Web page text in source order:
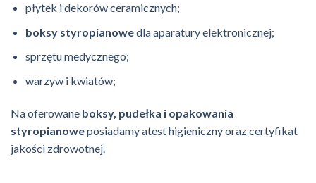
płytek i dekorów ceramicznych;
boksy styropianowedla aparatury elektronicznej;
sprzętu medycznego;
warzyw i kwiatów;
Na oferowane boksy, pudełka i opakowania
styropianoweposiadamy atest higieniczny oraz certyfikat
jakości zdrowotnej.